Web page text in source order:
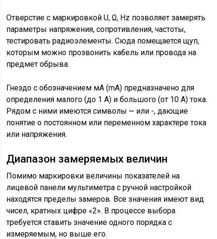
Отверстие с маркировкой U, Ω, Hz позволяет замерять
параметры напряжения, сопротивления, частоты,
тестировать радиоэлементы. Сюда помещается щуп,
которым можно прозвонить кабель или провода на
предмет обрыва.
Гнездо с обозначением мА (mA) предназначено для
определения малого (до 1 А) и большого (от 10 А) тока.
Рядом с ними имеются символы ~ или -, дающие
понятие о постоянном или переменном характере тока
или напряжения.
Диапазон замеряемых величин
Помимо маркировки величины показателей на
лицевой панели мультиметра с ручной настройкой
находятся пределы замеров. Все значения имеют вид
чисел, кратных цифре «2». В процессе выбора
требуется ставить значение одного порядка с
измеряемым, но выше его.